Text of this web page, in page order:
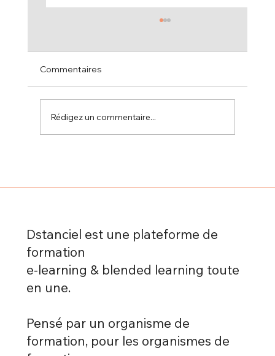
présentiel grâce à Dstanciel
Commentaires
Rédigez un commentaire...
Dstanciel est une plateforme de
formation
e-learning & blended learning toute
en une.
Pensé par un organisme de
formation, pour les organismes de